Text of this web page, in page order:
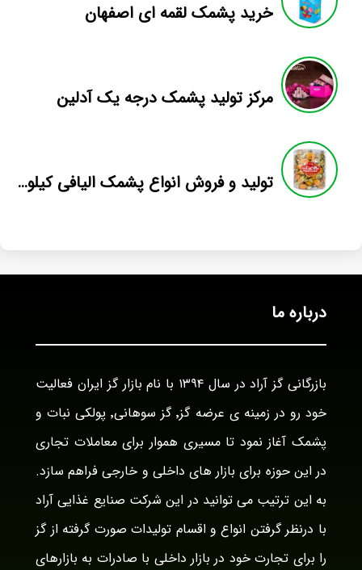
خرید پشمک لقمه ای اصفهان
مرکز تولید پشمک درجه یک آدلین
تولید و فروش انواع پشمک الیافی کیلویی میوه ای
درباره ما
بازرگانی گز آراد در سال ۱۳۹۴ با نام بازار گز ایران فعالیت
خود رو در زمینه ی عرضه گز٬ گز سوهانی٬ پولکی نبات و
پشمک آغاز نمود تا مسیری هموار برای معاملات تجاری
در این حوزه برای بازار های داخلی و خارجی فراهم سازد.
به این ترتیب می توانید در این شرکت صنایع غذایی آراد
با درنظر گرفتن انواع و اقسام تولیدات صورت گرفته از گز
را برای تجارت خود در بازار داخلی با صادرات به بازارهای